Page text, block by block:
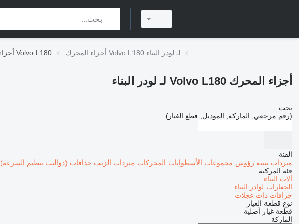
أجزاء المحرك Volvo L180 أجزاء المحرك Volvo L180 لـ لودر البناء
أجزاء المحرك Volvo L180 لـ لودر البناء
بحث
(رقم مرجعي, الماركة, الموديل, قطع الغيار)
الفئة
مبردات بينية رؤوس مجموعات الأسطوانات المحركات مبردات الزيت حذافات (دواليب تنظيم السرعة)
فئة المركبة
آلات البناء
الحفارات لوادر البناء
جرافات ذات عجلات
نوع قطعة الغيار
قطعة غيار أصلية
الماركة